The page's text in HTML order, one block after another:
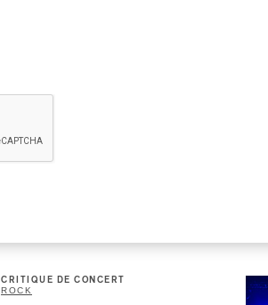
CLASSIQUE OCCIDENTAL
| Bach éternel et
éternelles passions avec
CRITIQUE DE CONCERT
ROCK